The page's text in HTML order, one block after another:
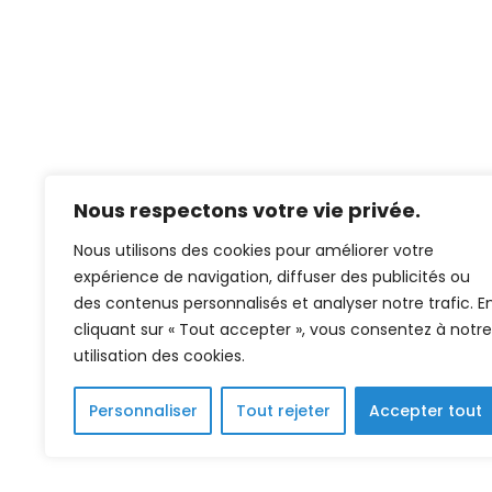
Nous respectons votre vie privée.
Nous utilisons des cookies pour améliorer votre
expérience de navigation, diffuser des publicités ou
des contenus personnalisés et analyser notre trafic.
cliquant sur « Tout accepter », vous consentez à notre
utilisation des cookies.
Personnaliser Tout rejeter Accepter tout